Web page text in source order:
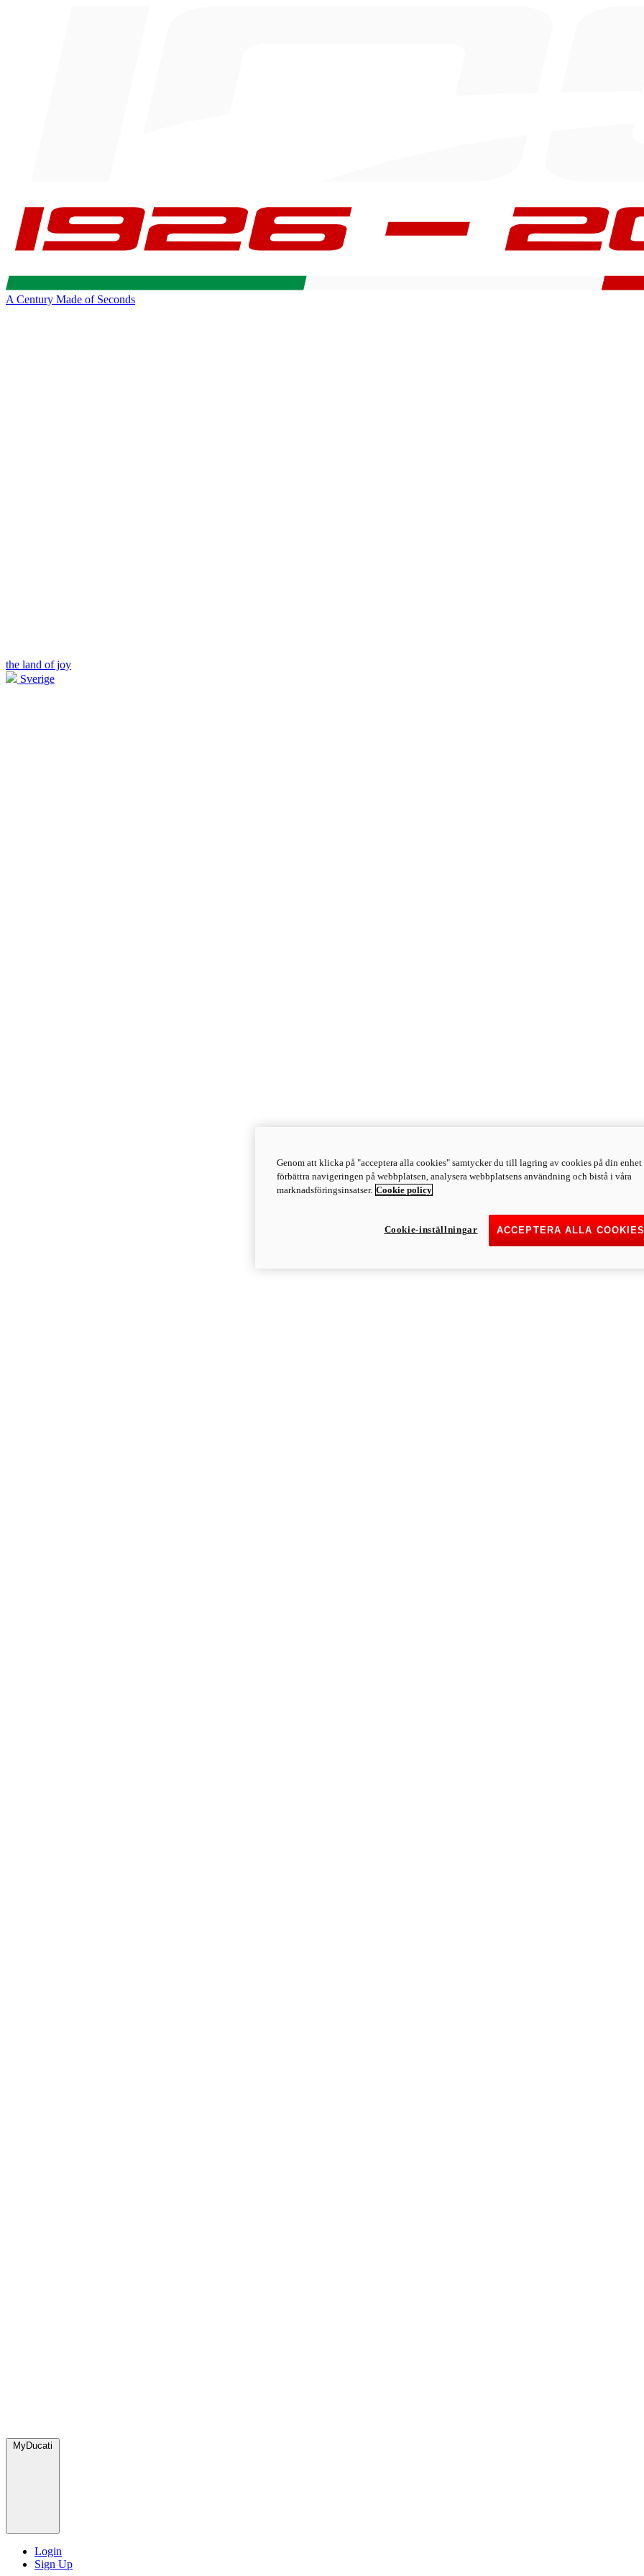
A Century Made of Seconds
the land of joy
Sverige
MyDucati
Login
Sign Up
Genom att klicka på "acceptera alla cookies" samtycker du till lagring av cookies på din enhet
förbättra navigeringen på webbplatsen, analysera webbplatsens användning och bistå i våra
marknadsföringsinsatser. Cookie policy
ACCEPTERA ALLA COOKIES
Cookie-inställningar